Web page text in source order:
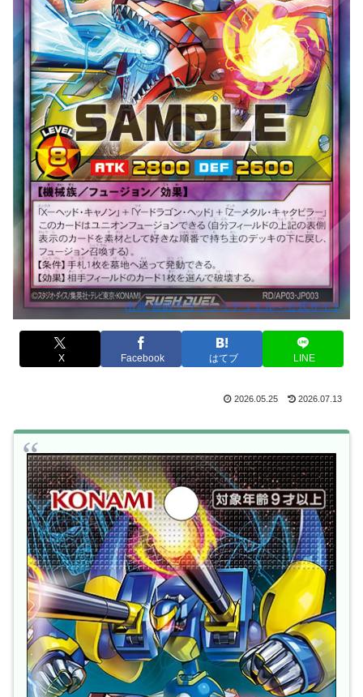
出典:遊戯王ラッシュデュエル - 公式サイト
X Facebook はてブ LINE
2026.05.25 2026.07.13